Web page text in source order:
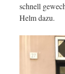
schnell
Helm dazu.